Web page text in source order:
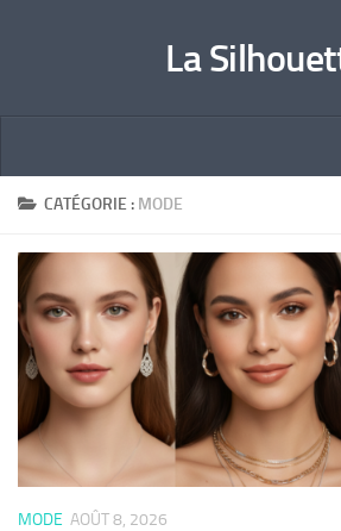
La
CATÉGORIE : MODE
MODE AOÛT 8, 2026